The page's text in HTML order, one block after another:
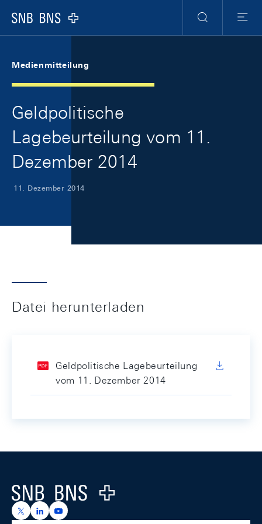
Logo
Suche
Menu
Medienmitteilung
Geldpolitische
Lagebeurteilung vom 11.
Dezember 2014
11. Dezember 2014
Datei herunterladen
Geldpolitische Lagebeurteilung
vom 11. Dezember 2014
Logo
https://x.com/snb_bns
https://ch.linkedin.com/company/swiss-national-
https://www.youtube.com/@swissnationalbank